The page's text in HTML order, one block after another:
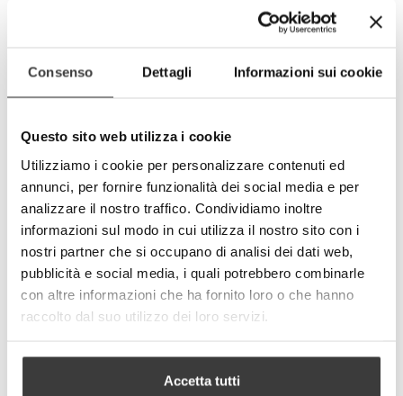
Consenso Dettagli Informazioni sui cookie
Questo sito web utilizza i cookie
Utilizziamo i cookie per personalizzare contenuti ed
annunci, per fornire funzionalità dei social media e per
analizzare il nostro traffico. Condividiamo inoltre
informazioni sul modo in cui utilizza il nostro sito con i
nostri partner che si occupano di analisi dei dati web,
pubblicità e social media, i quali potrebbero combinarle
con altre informazioni che ha fornito loro o che hanno
raccolto dal suo utilizzo dei loro servizi.
Accetta tutti
grazie a tecniche di stampa all’avanguardia.
Amico dell’ambiente e dell’uomo.
100% made in Italy
© Modello e disegno registrato.
E’ vietata la riproduzione anche
parziale.
- +
AGGIUNGI AL CARRELLO